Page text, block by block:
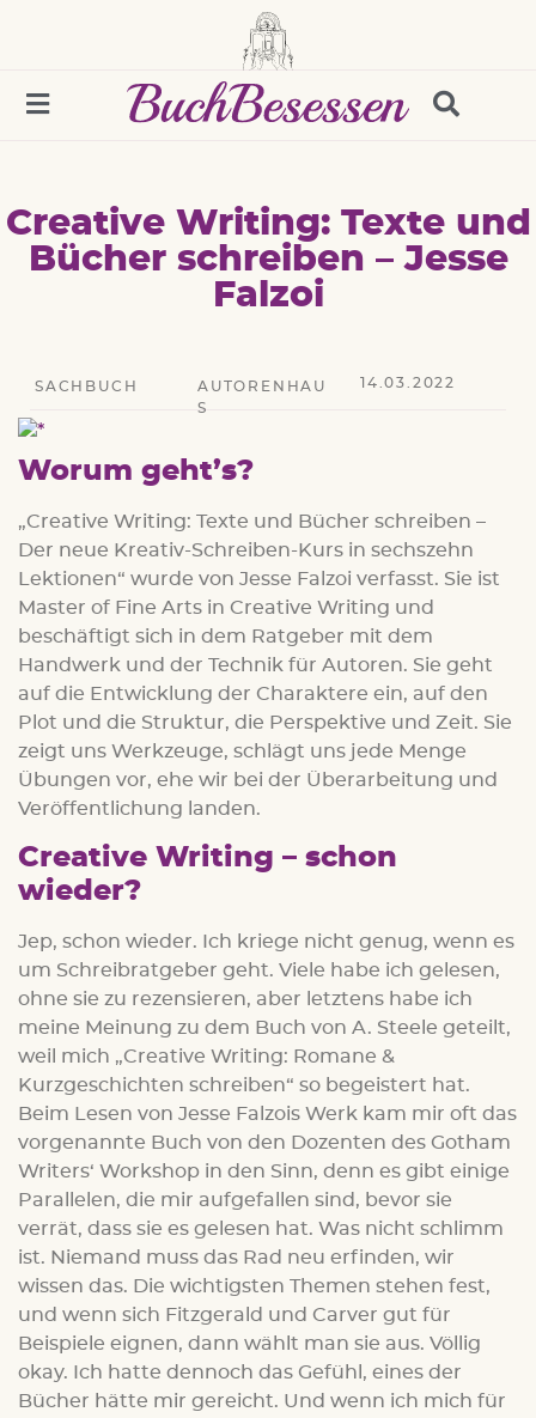
Creative Writing: Texte und
Bücher schreiben – Jesse
Falzoi
SACHBUCH
AUTORENHAU
S
14.03.2022
Worum geht’s?
„Creative Writing: Texte und Bücher schreiben –
Der neue Kreativ-Schreiben-Kurs in sechszehn
Lektionen“ wurde von Jesse Falzoi verfasst. Sie ist
Master of Fine Arts in Creative Writing und
beschäftigt sich in dem Ratgeber mit dem
Handwerk und der Technik für Autoren. Sie geht
auf die Entwicklung der Charaktere ein, auf den
Plot und die Struktur, die Perspektive und Zeit. Sie
zeigt uns Werkzeuge, schlägt uns jede Menge
Übungen vor, ehe wir bei der Überarbeitung und
Veröffentlichung landen.
Creative Writing – schon
wieder?
Jep, schon wieder. Ich kriege nicht genug, wenn es
um Schreibratgeber geht. Viele habe ich gelesen,
ohne sie zu rezensieren, aber letztens habe ich
meine Meinung zu dem Buch von A. Steele geteilt,
weil mich „Creative Writing: Romane &
Kurzgeschichten schreiben“ so begeistert hat.
Beim Lesen von Jesse Falzois Werk kam mir oft das
vorgenannte Buch von den Dozenten des Gotham
Writers‘ Workshop in den Sinn, denn es gibt einige
Parallelen, die mir aufgefallen sind, bevor sie
verrät, dass sie es gelesen hat. Was nicht schlimm
ist. Niemand muss das Rad neu erfinden, wir
wissen das. Die wichtigsten Themen stehen fest,
und wenn sich Fitzgerald und Carver gut für
Beispiele eignen, dann wählt man sie aus. Völlig
okay. Ich hatte dennoch das Gefühl, eines der
Bücher hätte mir gereicht. Und wenn ich mich für